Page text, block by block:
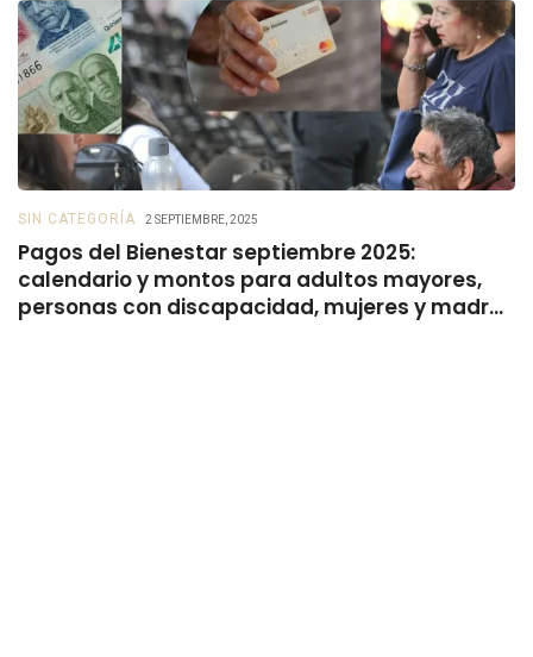
SIN CATEGORÍA 2 SEPTIEMBRE, 2025
Pagos del Bienestar septiembre 2025:
calendario y montos para adultos mayores,
personas con discapacidad, mujeres y madres